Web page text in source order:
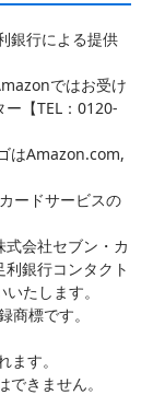
銀行による提供
ではお受け
【TEL：0120-
はAmazon.com,
ードサービスの
会社セブン・カ
銀行コンタクト
たします。
商標です。
す。
きません。